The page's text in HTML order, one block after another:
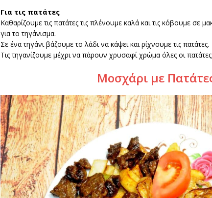
Για τις πατάτες
Καθαρίζουμε τις πατάτες τις πλένουμε καλά και τις κόβουμε σε
για το τηγάνισμα.
Σε ένα τηγάνι βάζουμε το λάδι να κάψει και ρίχνουμε τις πατάτες.
Τις τηγανίζουμε μέχρι να πάρουν χρυσαφί χρώμα όλες οι πατάτες.
Μοσχάρι με